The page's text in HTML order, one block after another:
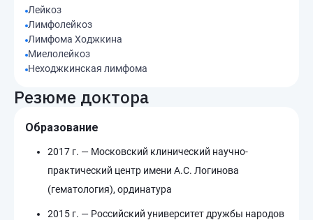
Лейкоз
Лимфолейкоз
Лимфома Ходжкина
Миелолейкоз
Неходжкинская лимфома
Резюме доктора
Образование
2017 г. — Московский клинический научно-
практический центр имени А.С. Логинова
(гематология), ординатура
2015 г. — Российский университет дружбы народов